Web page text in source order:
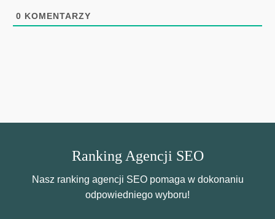
0 KOMENTARZY
Ranking Agencji SEO
Nasz ranking agencji SEO pomaga w dokonaniu
odpowiedniego wyboru!